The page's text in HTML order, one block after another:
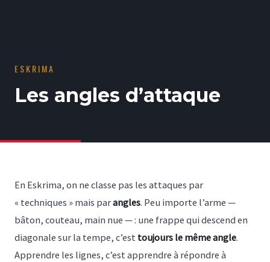
ESKRIMA
Les angles d’attaque
En Eskrima, on ne classe pas les attaques par
« techniques » mais parangles. Peu importe l’arme —
bâton, couteau, main nue — : une frappe qui descend en
diagonale sur la tempe, c’est toujours le même angle.
Apprendre les lignes, c’est apprendre à répondre à